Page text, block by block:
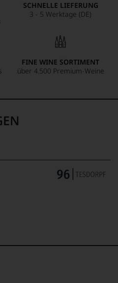
SCHNELLE LIEFERUNG
3 - 5 Werktage (DE)
FINE WINE SORTIMENT
über 4.500 Premium-Weine